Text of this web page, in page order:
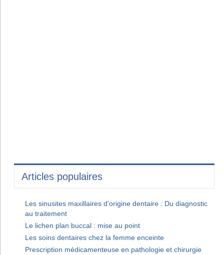
Articles populaires
Les sinusites maxillaires d'origine dentaire : Du diagnostic
au traitement
Le lichen plan buccal : mise au point
Les soins dentaires chez la femme enceinte
Prescription médicamenteuse en pathologie et chirurgie